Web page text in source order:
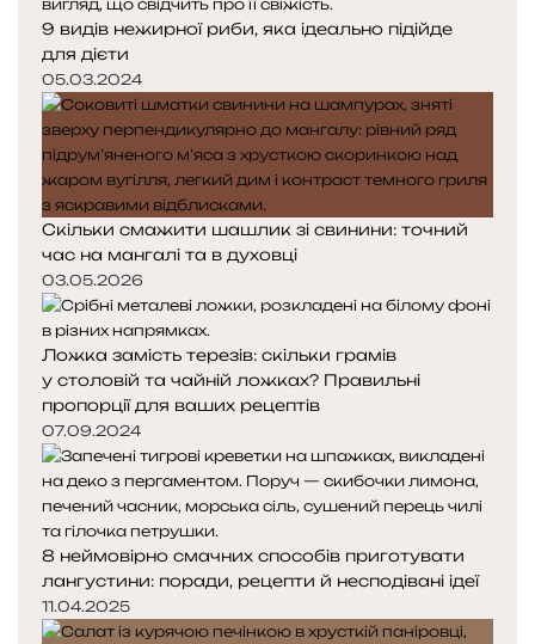
9 видів нежирної риби, яка ідеально підійде
для дієти
05.03.2024
Скільки смажити шашлик зі свинини: точний
час на мангалі та в духовці
03.05.2026
Ложка замість терезів: скільки грамів
у столовій та чайній ложках? Правильні
пропорції для ваших рецептів
07.09.2024
8 неймовірно смачних способів приготувати
лангустини: поради, рецепти й несподівані ідеї
11.04.2025